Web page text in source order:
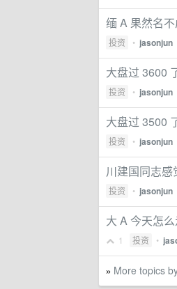
缅 A 果然名
投资 • jasonjun
大盘过 3600
投资 • jasonjun
大盘过 3500
投资 • jasonjun
川建国同志感
投资 • jasonjun
大 A 今天怎
1 投资 •
» More topics